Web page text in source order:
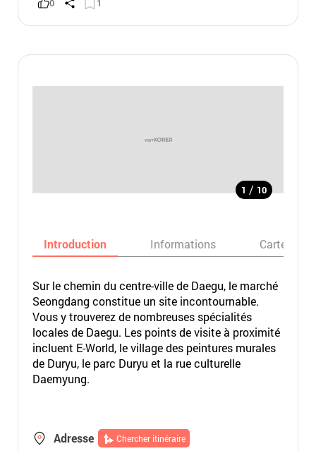
0 1
1 / 10
Introduction Informations Carte
Sur le chemin du centre-ville de Daegu, le marché
Seongdang constitue un site incontournable.
Vous y trouverez de nombreuses spécialités
locales de Daegu. Les points de visite à proximité
incluent E-World, le village des peintures murales
de Duryu, le parc Duryu et la rue culturelle
Daemyung.
Adresse Chercher itinéraire